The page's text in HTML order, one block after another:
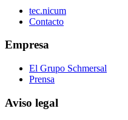
tec.nicum
Contacto
Empresa
El Grupo Schmersal
Prensa
Aviso legal